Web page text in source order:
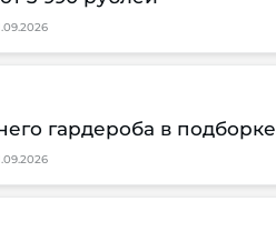
гардероба в подборке